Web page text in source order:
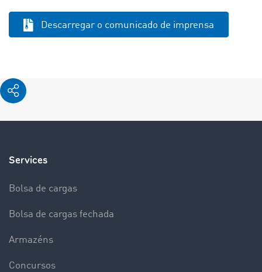
Descarregar o comunicado de imprensa
Services
Bolsa de cargas
Bolsa de cargas fechada
Armazéns
Concursos